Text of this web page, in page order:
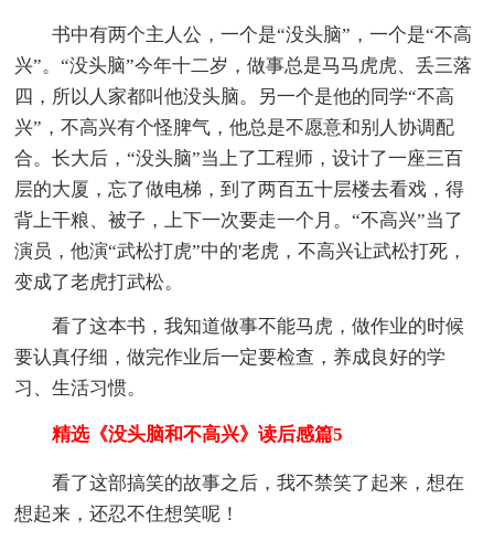
书中有两个主人公，一个是“没头脑”，一个是“不高
兴”。“没头脑”今年十二岁，做事总是马马虎虎、丢三落
四，所以人家都叫他没头脑。另一个是他的同学“不高
兴”，不高兴有个怪脾气，他总是不愿意和别人协调配
合。长大后，“没头脑”当上了工程师，设计了一座三百
层的大厦，忘了做电梯，到了两百五十层楼去看戏，得
背上干粮、被子，上下一次要走一个月。“不高兴”当了
演员，他演“武松打虎”中的'老虎，不高兴让武松打死，
变成了老虎打武松。
看了这本书，我知道做事不能马虎，做作业的时候
要认真仔细，做完作业后一定要检查，养成良好的学
习、生活习惯。
精选《没头脑和不高兴》读后感篇5
看了这部搞笑的故事之后，我不禁笑了起来，想在
想起来，还忍不住想笑呢！